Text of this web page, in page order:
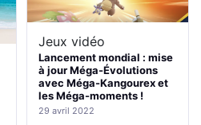
Jeux vidéo
Lancement mondial : mise
à jour Méga-Évolutions
avec Méga-Kangourex et
les Méga-moments !
29 avril 2022